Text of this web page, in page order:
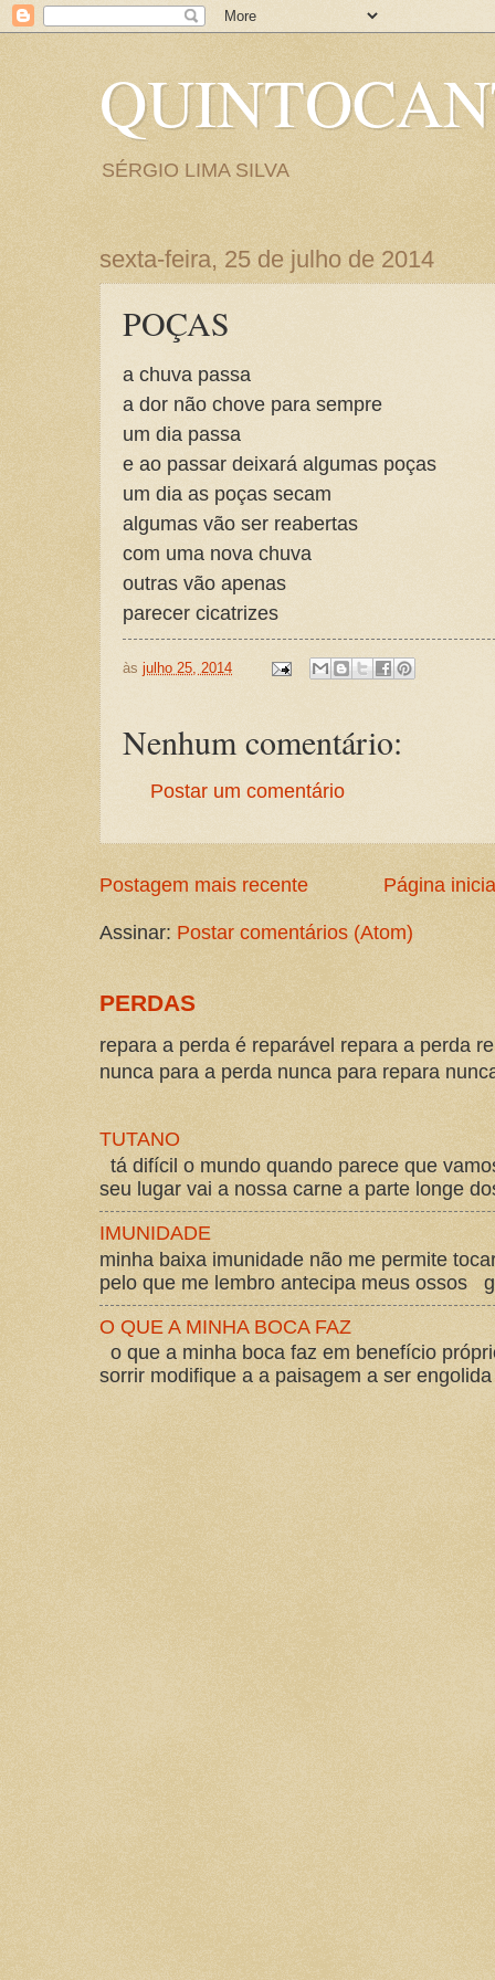
SÉRGIO LIMA SILVA
sexta-feira, 25 de julho de 2014
POÇAS
a chuva passa
a dor não chove para sempre
um dia passa
e ao passar deixará algumas poças
um dia as poças secam
algumas vão ser reabertas
com uma nova chuva
outras vão apenas
parecer cicatrizes
às julho 25, 2014
Nenhum comentário:
Postar um comentário
Postagem mais recente Página
Assinar: Postar comentários (Atom)
PERDAS
repara a perda é reparável repara a perda
nunca para a perda nunca para repara
TUTANO
tá difícil o mundo quando parece que
seu lugar vai a nossa carne a parte longe
IMUNIDADE
minha baixa imunidade não me permite
pelo que me lembro antecipa meus ossos
O QUE A MINHA BOCA FAZ
o que a minha boca faz em benefício
sorrir modifique a a paisagem a ser